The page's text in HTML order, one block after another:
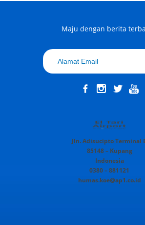
Maju dengan berita
Jln. Adisucipto Terminal
85148 – Kupang
Indonesia
0380 – 881121
humas.koe@ap1.co.id